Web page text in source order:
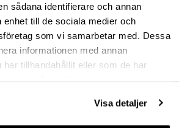
sådana identifierare och annan
enhet till de sociala medier och
som vi samarbetar med. Dessa
informationen med annan
har tillhandahållit eller som de har
Visa detaljer
hp-22170
Från 130,95 kr
inkl. moms
Köp